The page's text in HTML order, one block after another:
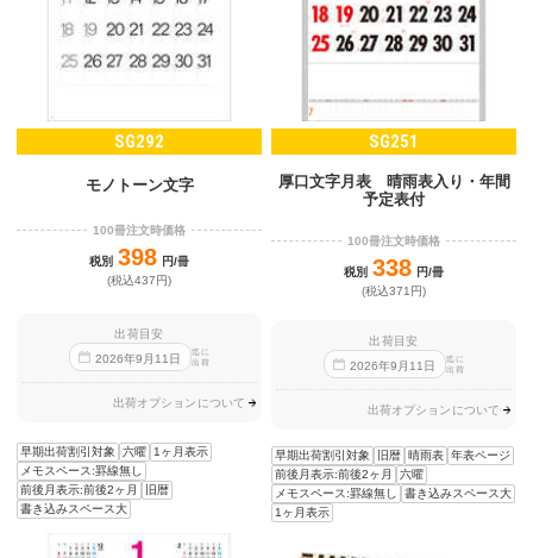
SG292
モノトーン文字
100冊注文時価格
税別 398 円/冊
(税込437円)
出荷目安
2026年9 月11 日
迄に
出荷
出荷オプションについて
早期出荷割引対象 六曜 1ヶ月表示
メモスペース:罫線無し
前後月表示:前後2ヶ月
旧暦
書き込みスペース大
SG251
厚口文字月表 晴雨表入り・年間
予定表付
100冊注文時価格
税別 338 円/冊
(税込371円)
出荷目安
2026年9 月11 日
迄に
出荷
出荷オプションについて
早期出荷割引対象 旧暦 晴雨表 年表ページ
前後月表示:前後2ヶ月
六曜
メモスペース:罫線無し
書き込みスペース大
1ヶ月表示